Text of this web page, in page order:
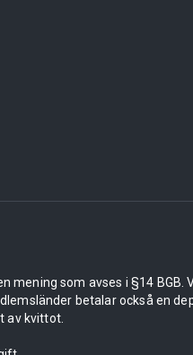
mening som avses i §14 BGB.
betalar också en
av kvittot.